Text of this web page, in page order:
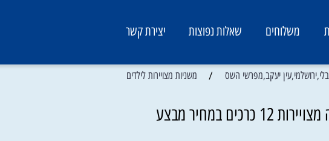
משלוחים שאלות נפוצות יצירת קשר
יעקב,מפרשי השס / משניות מצויירות לילדים
מבצע